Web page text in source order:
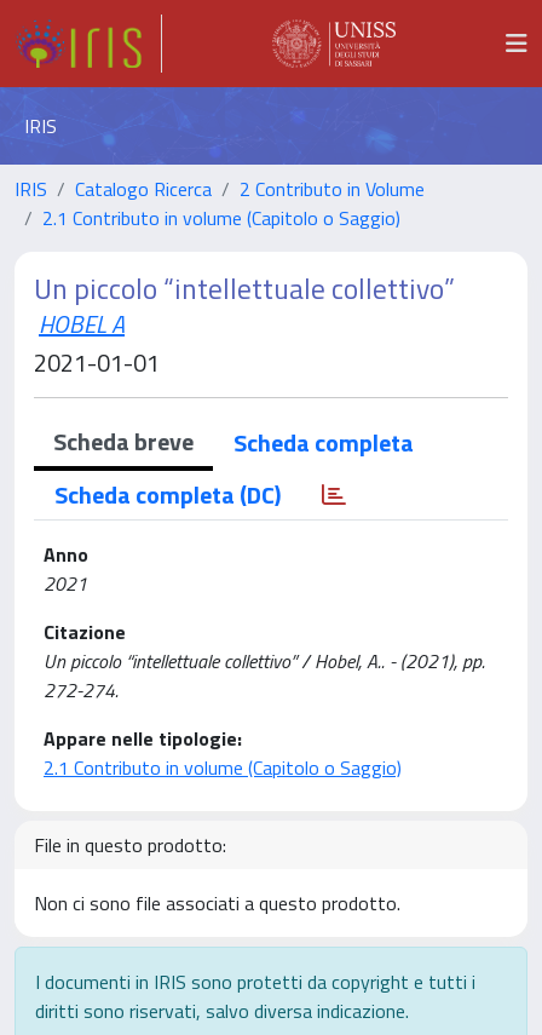
IRIS
IRIS Catalogo Ricerca
2 Contributo in Volume
2.1 Contributo in volume (Capitolo o Saggio)
Un piccolo “intellettuale collettivo”
HOBEL A
2021-01-01
Scheda breve
Scheda completa
Scheda completa (DC)
Anno
2021
Citazione
Un piccolo “intellettuale collettivo” / Hobel, A.. - (2021), pp.
272-274.
Appare nelle tipologie:
2.1 Contributo in volume (Capitolo o Saggio)
File in questo prodotto:
Non ci sono file associati a questo prodotto.
I documenti in IRIS sono protetti da copyright e tutti i
diritti sono riservati, salvo diversa indicazione.